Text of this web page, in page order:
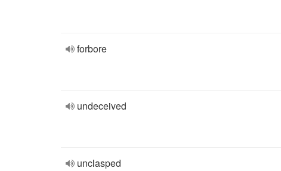
forbore
undeceived
unclasped